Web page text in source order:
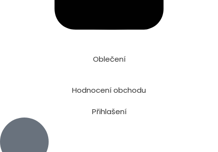
Oblečení
Hodnocení obchodu
Přihlašení